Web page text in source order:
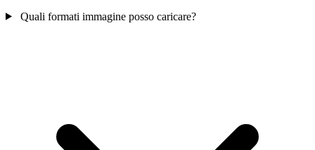
Quali formati immagine posso caricare?